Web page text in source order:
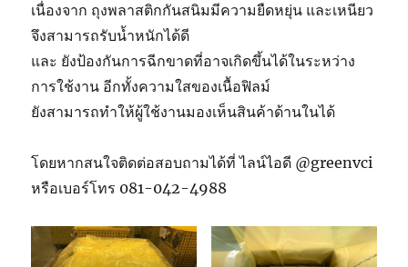
เนื่องจาก ถุงพลาสติกกันสนิมมีความยืดหยุ่น และเหนียว
จึงสามารถรับน้ำหนักได้ดี
และ ยังป้องกันการฉีกขาดที่อาจเกิดขึ้นได้ในระหว่าง
การใช้งาน อีกทั้งความใสของเนื้อฟิลม์
ยังสามารถทำให้ผู้ใช้งานมองเห็นสินค้าด้านในได้
โดยหากสนใจติดต่อสอบถามได้ที่ ไลน์ไอดี @greenvci
หรือเบอร์โทร 081-042-4988